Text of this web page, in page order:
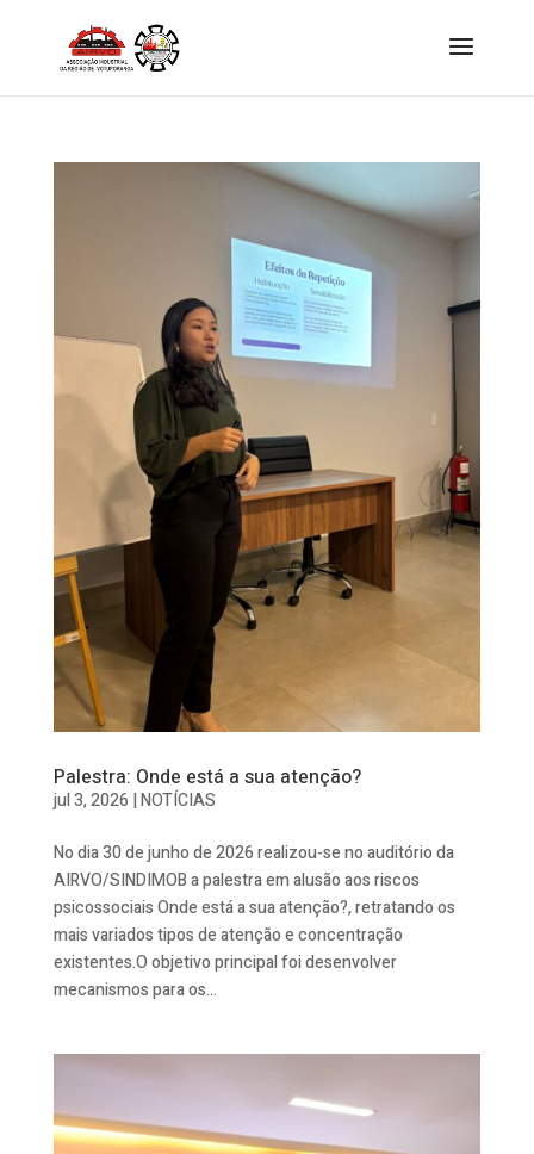
Palestra: Onde está a sua atenção?
jul 3, 2026 |NOTÍCIAS
No dia 30 de junho de 2026 realizou-se no auditório da
AIRVO/SINDIMOB a palestra em alusão aos riscos
psicossociais Onde está a sua atenção?, retratando os
mais variados tipos de atenção e concentração
existentes.O objetivo principal foi desenvolver
mecanismos para os...